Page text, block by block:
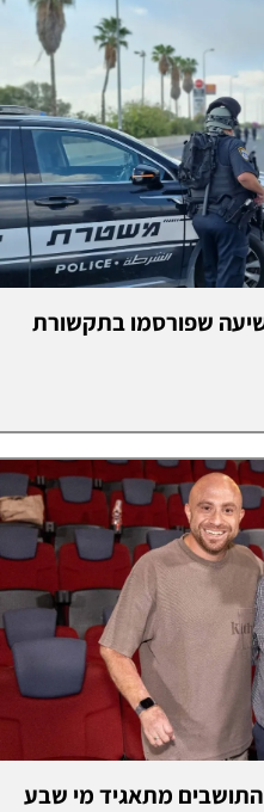
שפורסמו בתקשורת
התושבים מתאגיד מי שבע